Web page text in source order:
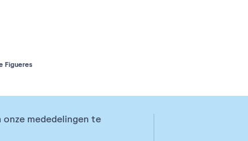
Figueres
mededelingen te